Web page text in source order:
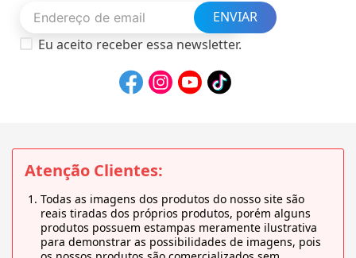
ENVIAR
Eu aceito receber essa newsletter.
Atenção Clientes:
Todas as imagens dos produtos do nosso site são
reais tiradas dos próprios produtos, porém alguns
produtos possuem estampas meramente ilustrativa
para demonstrar as possibilidades de imagens, pois